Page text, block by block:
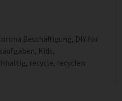
Beschäftigung, DIY for
, Kids,
, recycle, recyclen